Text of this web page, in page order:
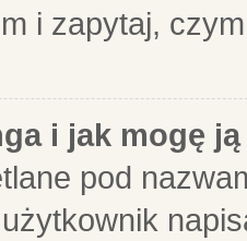
i zapytaj,
i jak mogę
pod